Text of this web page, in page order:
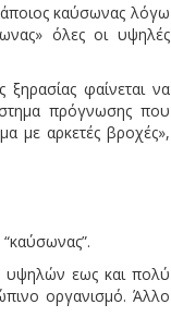
καύσωνας λόγω
όλες οι υψηλές
φαίνεται να
πρόγνωσης που
με αρκετές βροχές»,
υψηλών εως και πολύ
οργανισμό. Άλλο